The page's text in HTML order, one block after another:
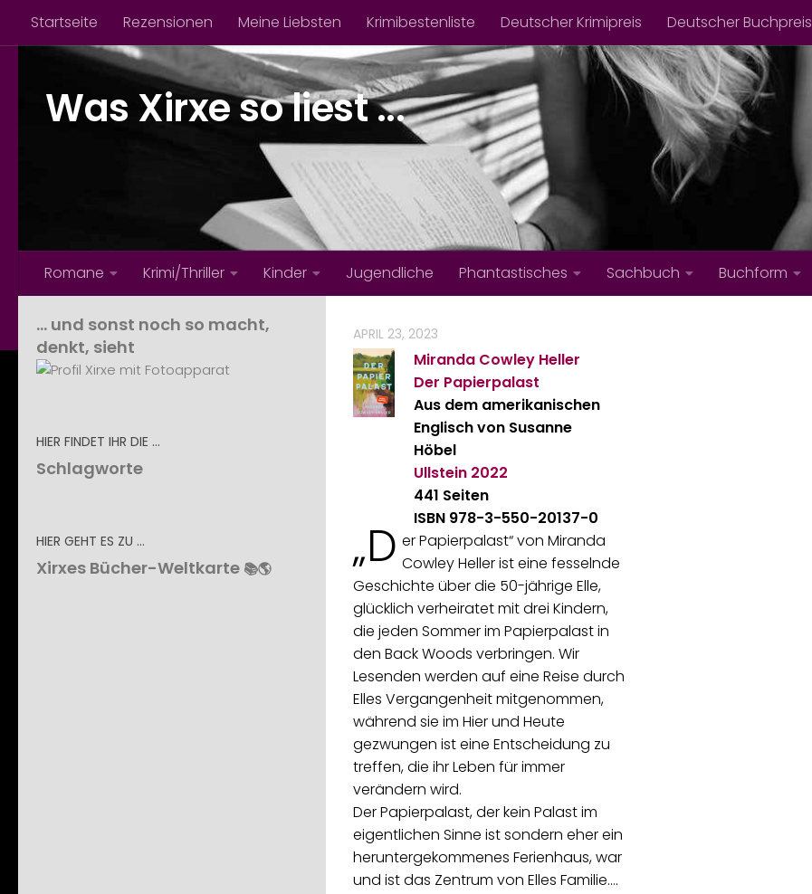
Zum Inhalt springen
Startseite Rezensionen Meine Liebsten Krimibestenliste Deutscher Krimipreis Deutscher Buchpreis
Was Xirxe so liest ...
Romane Krimi/Thriller Kinder Jugendliche Phantastisches Sachbuch Buchform
APRIL 23, 2023
Miranda Cowley Heller
Der Papierpalast
Aus dem amerikanischen
Englisch von Susanne
Höbel
Ullstein 2022
441 Seiten
ISBN 978-3-550-20137-0
„D er Papierpalast“ von Miranda
Cowley Heller ist eine fesselnde
Geschichte über die 50-jährige Elle,
glücklich verheiratet mit drei Kindern,
die jeden Sommer im Papierpalast in
den Back Woods verbringen. Wir
Lesenden werden auf eine Reise durch
Elles Vergangenheit mitgenommen,
während sie im Hier und Heute
gezwungen ist eine Entscheidung zu
treffen, die ihr Leben für immer
verändern wird.
Der Papierpalast, der kein Palast im
eigentlichen Sinne ist sondern eher ein
heruntergekommenes Ferienhaus, war
und ist das Zentrum von Elles Familie.…
… und sonst noch so macht,
denkt, sieht
HIER FINDET IHR DIE …
Schlagworte
HIER GEHT ES ZU …
Xirxes Bücher-Weltkarte 📚🌎